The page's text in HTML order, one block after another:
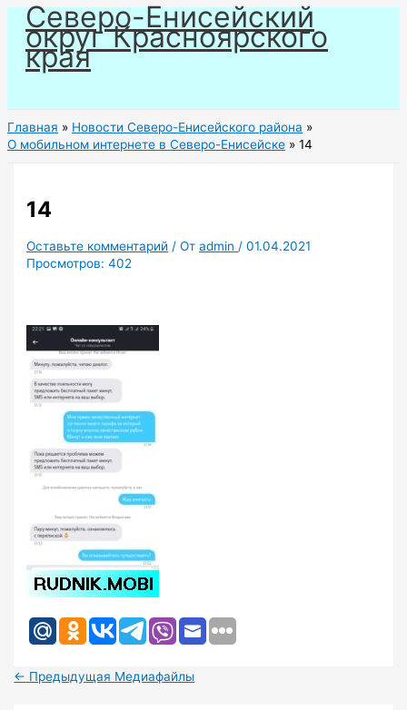
Перейти
содержимому
Северо-Енисейский
округ Красноярского
края
Главная
Новости Северо-Енисейского района
О мобильном интернете в Северо-Енисейске
14
14
Оставьте комментарий / Отadmin /01.04.2021
Просмотров: 402
← Предыдущая Медиафайлы